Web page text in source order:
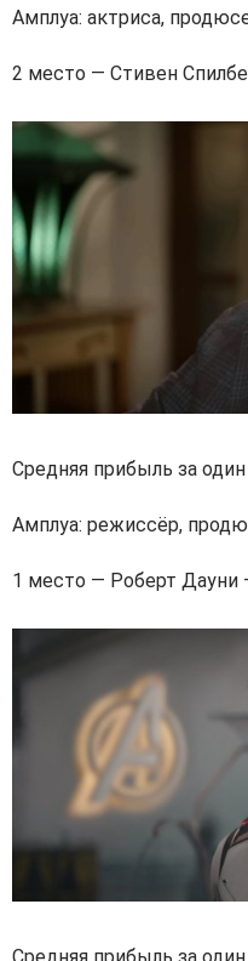
Амплуа: актриса,
2 место — Стивен
Средняя прибыль за
Амплуа: режиссёр,
1 место — Роберт